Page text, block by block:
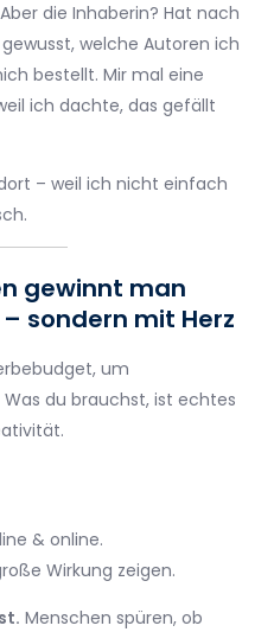
die Inhaberin? Hat nach
welche Autoren ich
bestellt. Mir mal eine
ich dachte, das gefällt
– weil ich nicht einfach
gewinnt man
sondern mit Herz
um
du brauchst, ist echtes
& online.
Wirkung zeigen.
Menschen spüren, ob